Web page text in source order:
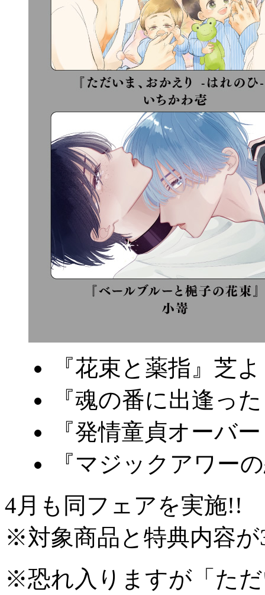
『花束と薬指』芝
『魂の番に出逢っ
『発情童貞オーバ
『マジックアワー
4月も同フェアを実施!!
※対象商品と特典内容
※恐れ入りますが「た